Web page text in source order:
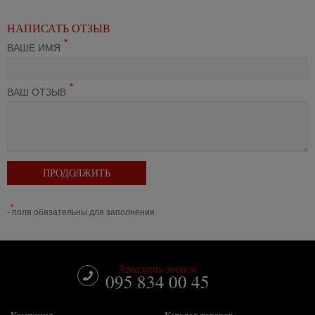
НАПИСАТЬ ОТЗЫВ
ВАШЕ ИМЯ *
ВАШ ОТЗЫВ *
ПРОДОЛЖИТЬ
*
- поля обязательны для заполнения.
Заказать звонок
095 834 00 45